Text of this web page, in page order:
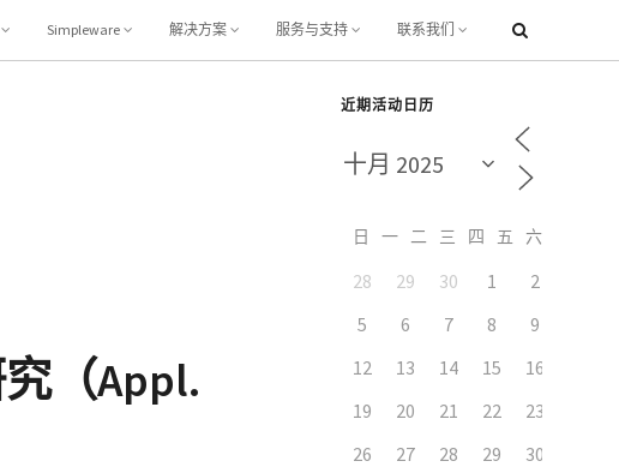
Simpleware 解决方案 服务与支持 联系我们
（Appl.
近期活动日历
日 一 二 三 四 五
28 29 30 1 2
5
6 7 8 9
12
13 14 15 16
19
20 21 22 23
26
27 28 29 30